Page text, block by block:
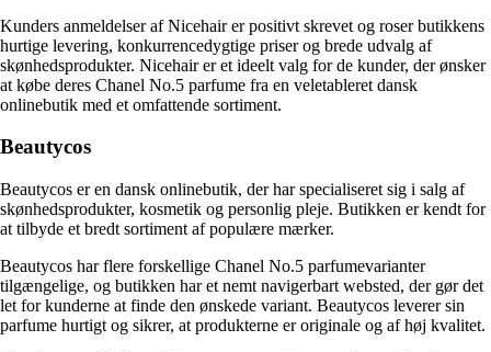
Kunders anmeldelser af Nicehair er positivt skrevet og roser butikkens
hurtige levering, konkurrencedygtige priser og brede udvalg af
skønhedsprodukter. Nicehair er et ideelt valg for de kunder, der ønsker
at købe deres Chanel No.5 parfume fra en veletableret dansk
onlinebutik med et omfattende sortiment.
Beautycos
Beautycos er en dansk onlinebutik, der har specialiseret sig i salg af
skønhedsprodukter, kosmetik og personlig pleje. Butikken er kendt for
at tilbyde et bredt sortiment af populære mærker.
Beautycos har flere forskellige Chanel No.5 parfumevarianter
tilgængelige, og butikken har et nemt navigerbart websted, der gør det
let for kunderne at finde den ønskede variant. Beautycos leverer sin
parfume hurtigt og sikrer, at produkterne er originale og af høj kvalitet.